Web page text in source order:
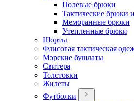
Полевые брюки
Тактические брюки
Мембранные брюки
Утепленные брюки
Шорты
Флисовая тактическая
Морские бушлаты
Свитера
Толстовки
Жилеты
Футболки